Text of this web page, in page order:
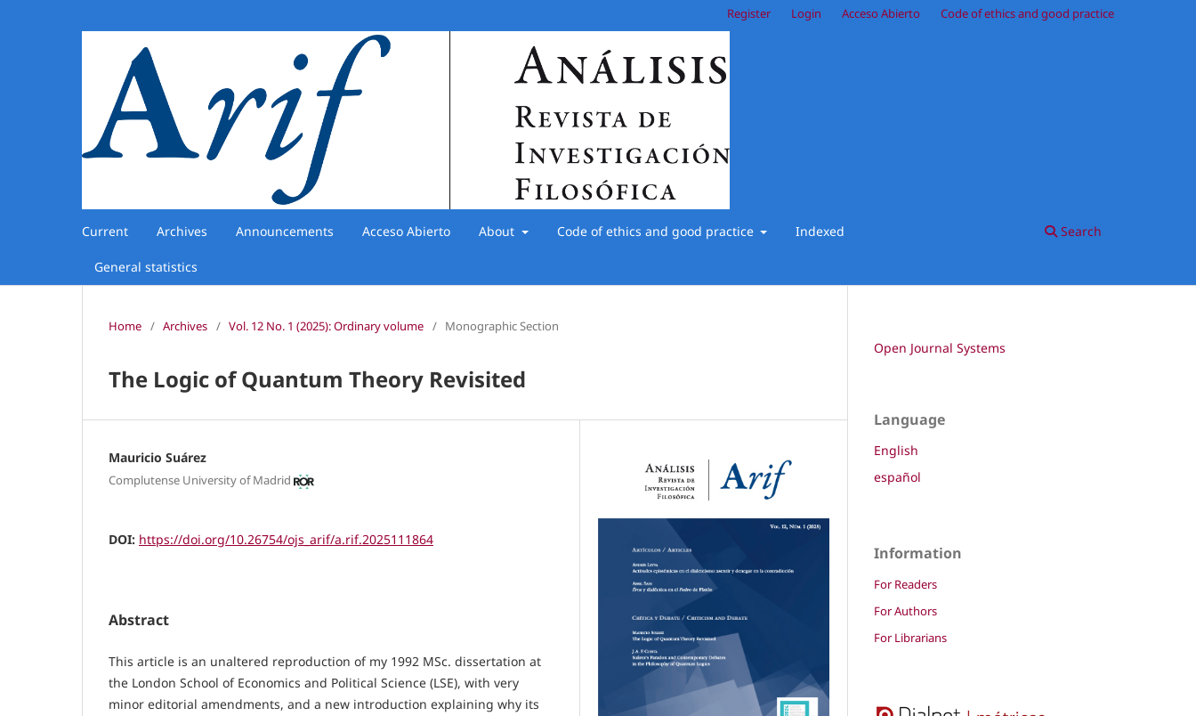
Current Archives Announcements Acceso Abierto About Code of ethics and good practice Indexed
General statistics
Search
Register Login Acceso Abierto Code of ethics and good practice
Home / Archives / Vol. 12 No. 1 (2025): Ordinary volume / Monographic Section
The Logic of Quantum Theory Revisited
Mauricio Suárez
Complutense University of Madrid
DOI: https://doi.org/10.26754/ojs_arif/a.rif.2025111864
Abstract
This article is an unaltered reproduction of my 1992 MSc. dissertation at
the London School of Economics and Political Science (LSE), with very
minor editorial amendments, and a new introduction explaining why its
Open Journal Systems
Language
English
español
Information
For Readers
For Authors
For Librarians